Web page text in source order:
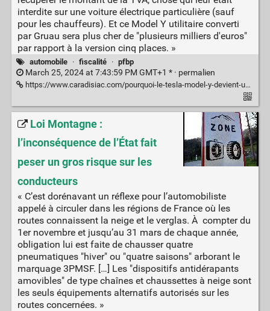
interdite sur une voiture électrique particulière (sauf
pour les chauffeurs). Et ce Model Y utilitaire converti
par Gruau sera plus cher de "plusieurs milliers d'euros"
par rapport à la version cinq places. »
automobile · fiscalité · pfbp
March 25, 2024 at 7:43:59 PM GMT+1 * · permalien
https://www.caradisiac.com/pourquoi-le-tesla-model-y-devient-un-utilitaire-a-deux-places-207533.htm
Loi Montagne :
l’inconséquence de l’État fait
peser un gros risque sur les
conducteurs
« C’est dorénavant un réflexe pour l’automobiliste
appelé à circuler dans les régions de France où les
routes connaissent la neige et le verglas. À compter du
1er novembre et jusqu’au 31 mars de chaque année,
obligation lui est faite de chausser quatre
pneumatiques "hiver" ou "quatre saisons" arborant le
marquage 3PMSF. […] Les "dispositifs antidérapants
amovibles" de type chaînes et chaussettes à neige sont
les seuls équipements alternatifs autorisés sur les
routes concernées. »